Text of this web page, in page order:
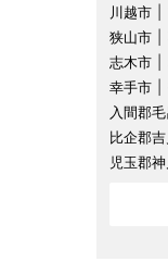
川越市
狭山市
志木市
幸手市
入間郡
比企郡
児玉郡